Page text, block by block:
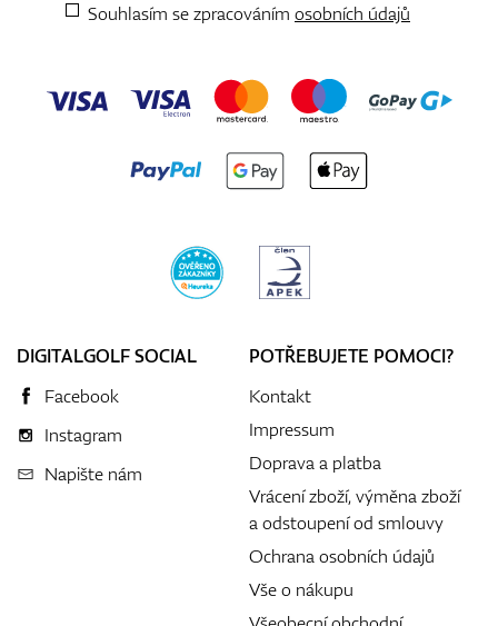
Souhlasím se zpracováním osobních údajů
DIGITALGOLF SOCIAL
Facebook
Instagram
Napište nám
POTŘEBUJETE POMOCI?
Kontakt
Impressum
Doprava a platba
Vrácení zboží, výměna zboží
a odstoupení od smlouvy
Ochrana osobních údajů
Vše o nákupu